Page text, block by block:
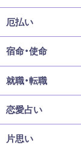
厄払い
宿命・使命
就職・転職
恋愛占い
片思い